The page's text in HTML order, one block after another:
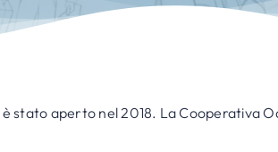
stato aperto nel 2018. La Cooperativa